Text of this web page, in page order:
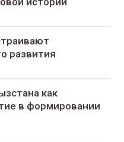
развития
как
в формировании